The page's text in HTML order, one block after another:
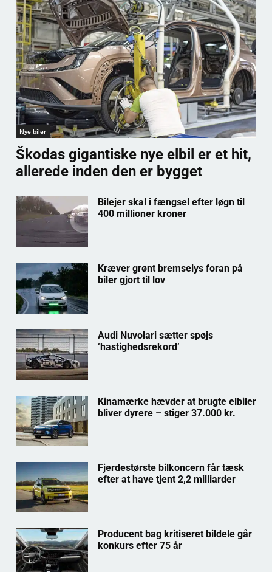
Nye biler
Škodas gigantiske nye elbil er et hit,
allerede inden den er bygget
Bilejer skal i fængsel efter løgn til
400 millioner kroner
Kræver grønt bremselys foran på
biler gjort til lov
Audi Nuvolari sætter spøjs
‘hastighedsrekord’
Kinamærke hævder at brugte elbiler
bliver dyrere – stiger 37.000 kr.
Fjerdestørste bilkoncern får tæsk
efter at have tjent 2,2 milliarder
Producent bag kritiseret bildele går
konkurs efter 75 år